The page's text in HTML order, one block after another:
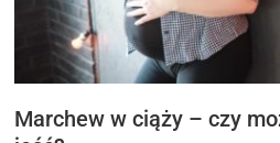
Marchew w ciąży – czy